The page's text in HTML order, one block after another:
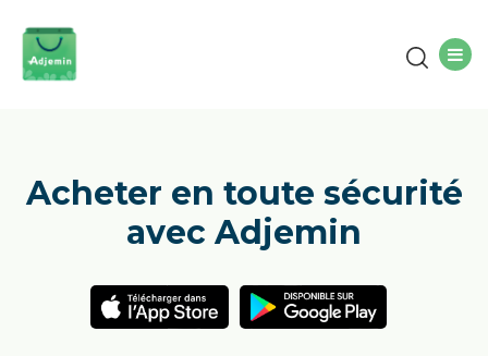
Acheter en toute sécurité
avec Adjemin